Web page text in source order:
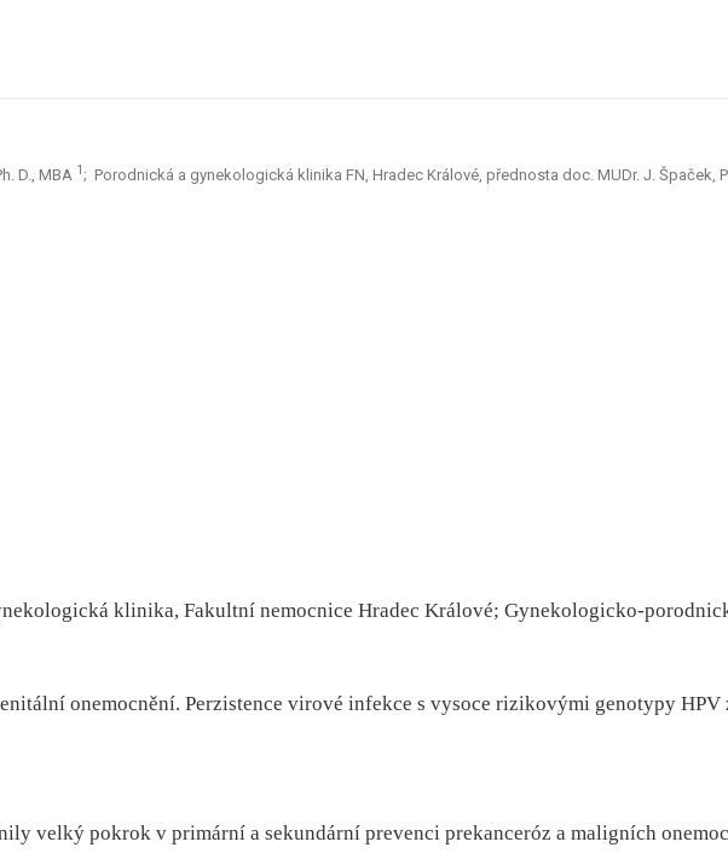
D., MBA 1 ; Porodnická a gynekologická klinika FN, Hradec Králové, přednosta doc. MUDr. J. Špaček,
klinika, Fakultní nemocnice Hradec Králové; Gynekologicko-
onemocnění. Perzistence virové infekce s vysoce rizikovými genotypy
velký pokrok v primární a sekundární prevenci prekanceróz a maligních